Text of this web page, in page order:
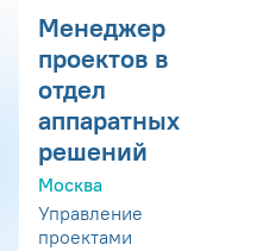
Менеджер
проектов в
отдел
аппаратных
решений
Москва
Управление
проектами